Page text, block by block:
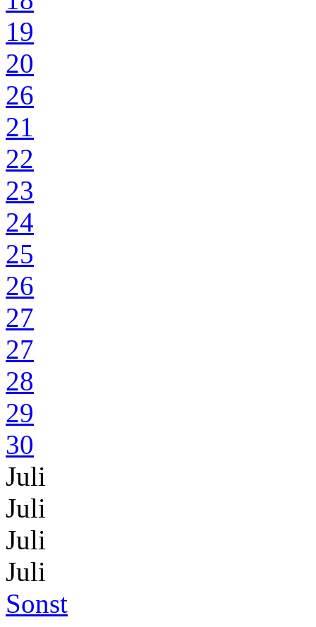
19
20
26
21
22
23
24
25
26
27
27
28
29
30
Juli
Juli
Juli
Juli
Sonst